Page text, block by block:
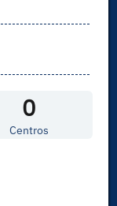
0
Centros